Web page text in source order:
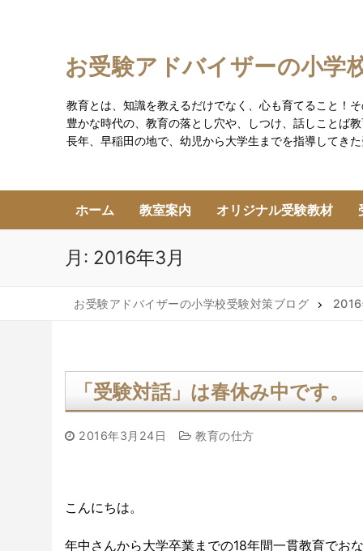
プ
お受験アドバイザーの小学
教育とは、知識を教えるだけでなく、心も育てること！
豊かな時代の、教育の落とし穴や、しつけ、話しことば
長年、早稲田の地で、幼児から大学生までを指導してきた
ホーム 教室案内 オリジナル受験教材
月: 2016年3月
お受験アドバイザーの小学校受験対策ブログ
「受験対話」は春休み中です。
2016年3月24日 教育の仕方
こんにちは。
年中さんから大学卒業までの18年間一貫教育でお